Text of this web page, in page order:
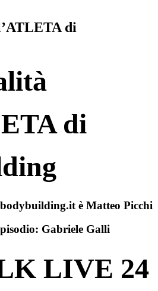
di
di
è Matteo Picchi
Gabriele Galli
LIVE 24